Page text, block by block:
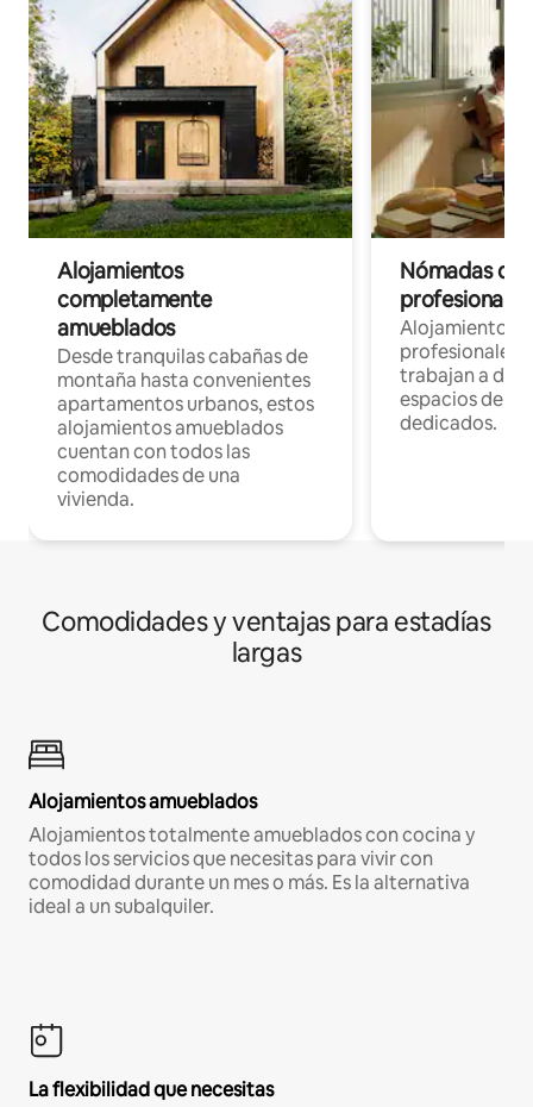
Alojamientos
completamente
amueblados
Desde tranquilas cabañas de
montaña hasta convenientes
apartamentos urbanos, estos
alojamientos amueblados
cuentan con todos las
comodidades de una
vivienda.
Nómadas
Alojamientos
profesionales
trabajan a
espacios de
dedicados.
Comodidades y ventajas para estadías
largas
Alojamientos amueblados
Alojamientos totalmente amueblados con cocina y
todos los servicios que necesitas para vivir con
comodidad durante un mes o más. Es la alternativa
ideal a un subalquiler.
La flexibilidad que necesitas